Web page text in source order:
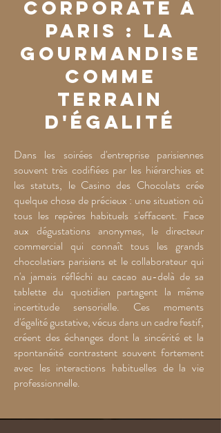
corporate à
Paris : la
gourmandise
comme
terrain
d'égalité
Dans les soirées d'entreprise parisiennes
souvent très codifiées par les hiérarchies et
les statuts, le Casino des Chocolats crée
quelque chose de précieux : une situation où
tous les repères habituels s'effacent. Face
aux dégustations anonymes, le directeur
commercial qui connaît tous les grands
chocolatiers parisiens et le collaborateur qui
n'a jamais réfléchi au cacao au-delà de sa
tablette du quotidien partagent la même
incertitude sensorielle. Ces moments
d'égalité gustative, vécus dans un cadre festif,
créent des échanges dont la sincérité et la
spontanéité contrastent souvent fortement
avec les interactions habituelles de la vie
professionnelle.